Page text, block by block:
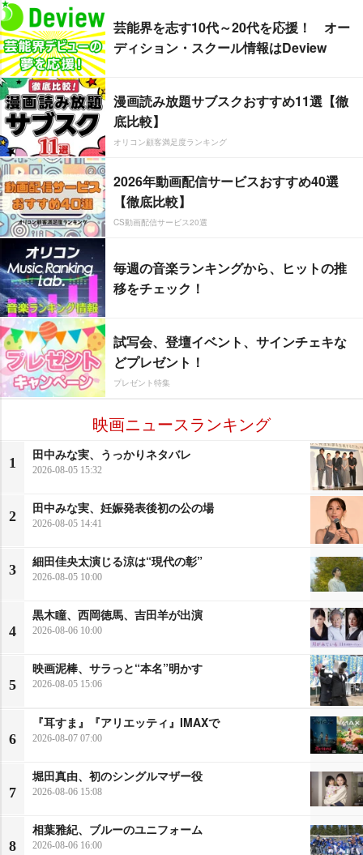
芸能界を志す10代～20代を応援！ オー
ディション・スクール情報はDeview
漫画読み放題サブスクおすすめ11選【徹
底比較】
オリコン顧客満足度ランキング
2026年動画配信サービスおすすめ40選
【徹底比較】
CS動画配信サービス20選
毎週の音楽ランキングから、ヒットの推
移をチェック！
試写会、登壇イベント、サインチェキな
どプレゼント！
プレゼント特集
映画ニュースランキング
1
田中みな実、うっかりネタバレ
2026-08-05 15:32
2
田中みな実、妊娠発表後初の公の場
2026-08-05 14:41
3
細田佳央太演じる涼は“現代の彰”
2026-08-05 10:00
4
黒木瞳、西岡徳馬、吉田羊が出演
2026-08-06 10:00
5
映画泥棒、サラっと“本名”明かす
2026-08-05 15:06
6
『耳すま』『アリエッティ』IMAXで
2026-08-07 07:00
7
堀田真由、初のシングルマザー役
2026-08-06 15:08
8
相葉雅紀、ブルーのユニフォーム
2026-08-06 16:00